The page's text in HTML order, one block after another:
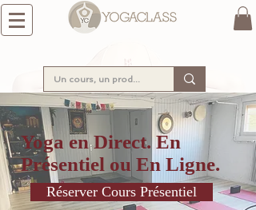
Yoga en Direct. En
Présentiel ou En Ligne.
Réserver Cours Présentiel